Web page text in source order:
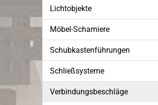
Lichtobjekte
Möbel-Scharniere
Schubkastenführungen
Schließsysteme
Verbindungsbeschläge